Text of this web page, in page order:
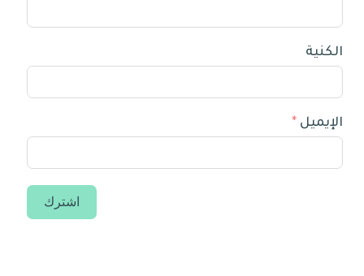
الكنية
الإيميل
اشترك